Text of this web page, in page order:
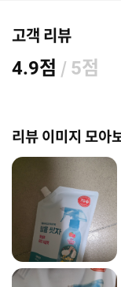
고객 리뷰
4.9점 / 5점
리뷰 이미지 모아